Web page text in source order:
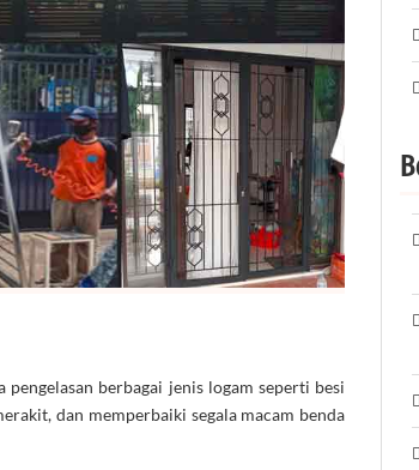
pengelasan berbagai jenis logam seperti besi
dan memperbaiki segala macam benda